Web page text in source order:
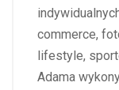
commerce,
lifestyle,
Adama